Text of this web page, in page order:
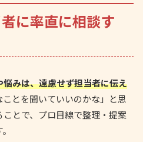
に率直に相談す
みは、遠慮せず担当者に伝え
とを聞いていいのかな」と思
とで、プロ目線で整理・提案